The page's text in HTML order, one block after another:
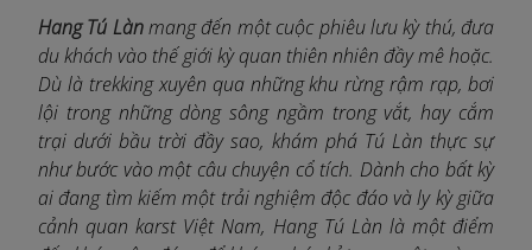
Hang Tú Lànmang đến một cuộc phiêu lưu kỳ thú, đưa
du khách vào thế giới kỳ quan thiên nhiên đầy mê hoặc.
Dù là trekking xuyên qua những khu rừng rậm rạp, bơi
lội trong những dòng sông ngầm trong vắt, hay cắm
trại dưới bầu trời đầy sao, khám phá Tú Làn thực sự
như bước vào một câu chuyện cổ tích. Dành cho bất kỳ
ai đang tìm kiếm một trải nghiệm độc đáo và ly kỳ giữa
cảnh quan karst Việt Nam, Hang Tú Làn là một điểm